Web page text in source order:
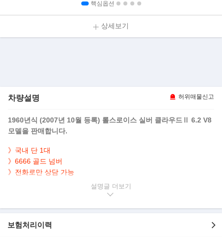
핵심옵션
상세보기
차량설명 허위매물신고
1960년식 (2007년 10월 등록) 롤스로이스 실버 클라우드Ⅱ 6.2 V8
모델을 판매합니다.
》국내 단 1대
》6666 골드 넘버
》전화로만 상담 가능
》무사고 운행 차량임을 강조
》연식대비 짧은 71,000km 실주행 차량임을 강조
설명글
보험처리이력